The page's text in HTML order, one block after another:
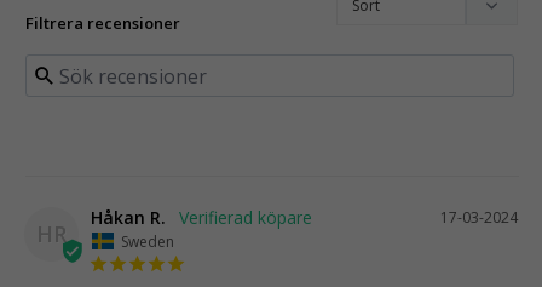
Filtrera recensioner
HR
17-03-2024
Håkan R.
Sweden